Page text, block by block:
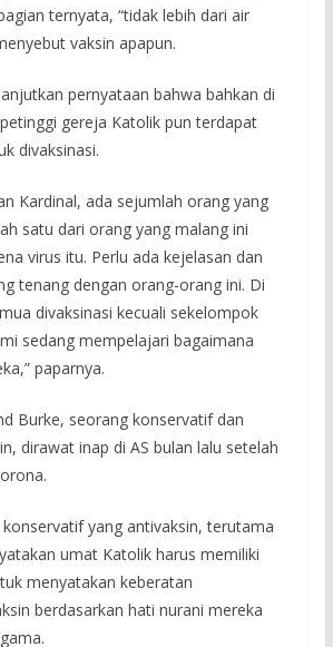
ternyata, “tidak lebih dari air
vaksin apapun.
pernyataan bahwa bahkan di
gereja Katolik pun terdapat
divaksinasi.
Kardinal, ada sejumlah orang yang
satu dari orang yang malang ini
virus itu. Perlu ada kejelasan dan
tenang dengan orang-orang ini. Di
divaksinasi kecuali sekelompok
sedang mempelajari bagaimana
paparnya.
Burke, seorang konservatif dan
dirawat inap di AS bulan lalu setelah
yang antivaksin, terutama
umat Katolik harus memiliki
menyatakan keberatan
berdasarkan hati nurani mereka